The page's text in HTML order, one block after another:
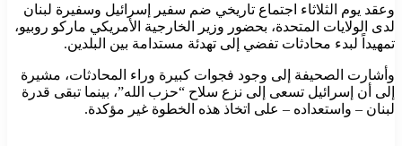
وعقد يوم الثلاثاء اجتماع تاريخي ضم سفير إسرائيل وسفيرة لبنان
لدى الولايات المتحدة، بحضور وزير الخارجية الأمريكي ماركو روبيو،
تمهيداً لبدء محادثات تفضي إلى تهدئة مستدامة بين البلدين.
وأشارت الصحيفة إلى وجود فجوات كبيرة وراء المحادثات، مشيرة
إلى أن إسرائيل تسعى إلى نزع سلاح “حزب الله”، بينما تبقى قدرة
لبنان – واستعداده – على اتخاذ هذه الخطوة غير مؤكدة.